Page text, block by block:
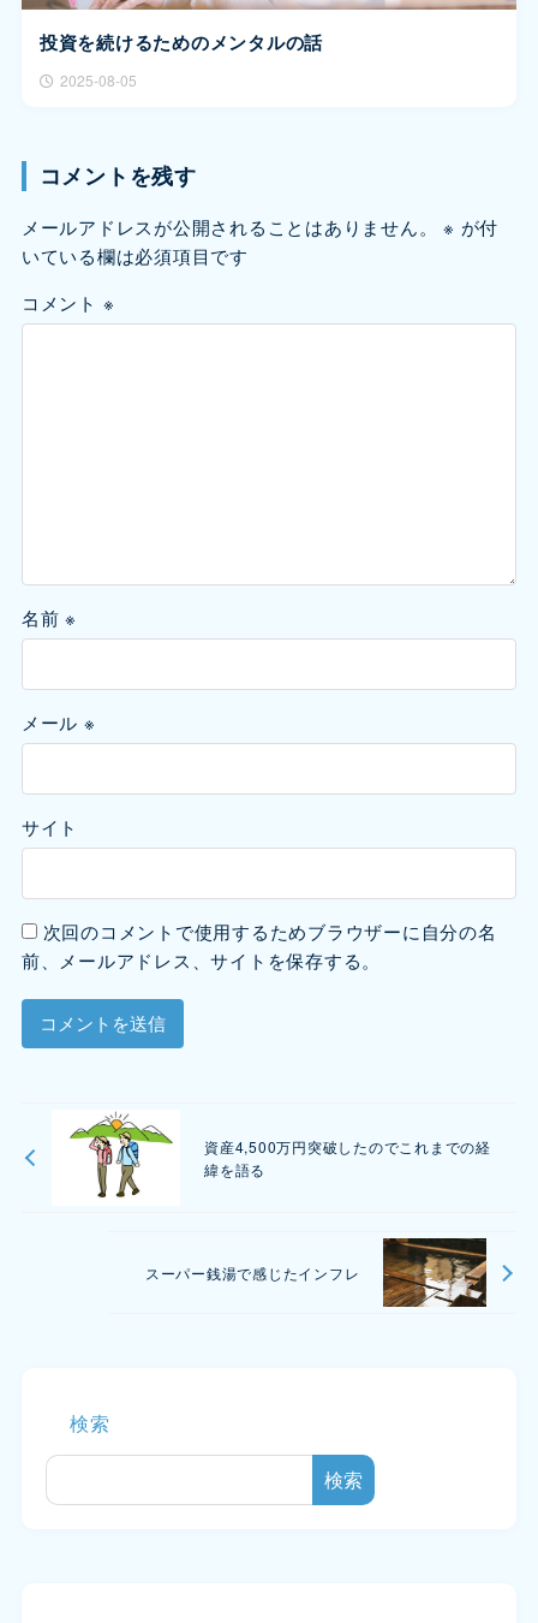
投資を続けるためのメンタルの話
2025-08-05
コメントを残す
メールアドレスが公開されることはありません。 ※ が付
いている欄は必須項目です
コメント ※
名前※
メール ※
サイト
次回のコメントで使用するためブラウザーに自分の名
前、メールアドレス、サイトを保存する。
資産4,500万円突破したのでこれまでの経
緯を語る
スーパー銭湯で感じたインフレ
検索
検索